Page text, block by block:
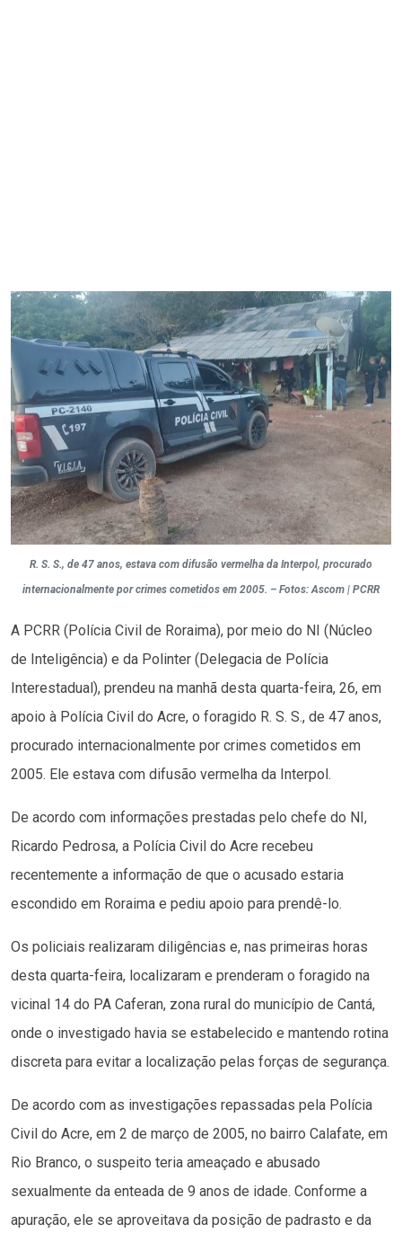
R. S. S., de 47 anos, estava com difusão vermelha da Interpol, procurado
internacionalmente por crimes cometidos em 2005. – Fotos: Ascom | PCRR
A PCRR (Polícia Civil de Roraima), por meio do NI (Núcleo
de Inteligência) e da Polinter (Delegacia de Polícia
Interestadual), prendeu na manhã desta quarta-feira, 26, em
apoio à Polícia Civil do Acre, o foragido R. S. S., de 47 anos,
procurado internacionalmente por crimes cometidos em
2005. Ele estava com difusão vermelha da Interpol.
De acordo com informações prestadas pelo chefe do NI,
Ricardo Pedrosa, a Polícia Civil do Acre recebeu
recentemente a informação de que o acusado estaria
escondido em Roraima e pediu apoio para prendê-lo.
Os policiais realizaram diligências e, nas primeiras horas
desta quarta-feira, localizaram e prenderam o foragido na
vicinal 14 do PA Caferan, zona rural do município de Cantá,
onde o investigado havia se estabelecido e mantendo rotina
discreta para evitar a localização pelas forças de segurança.
De acordo com as investigações repassadas pela Polícia
Civil do Acre, em 2 de março de 2005, no bairro Calafate, em
Rio Branco, o suspeito teria ameaçado e abusado
sexualmente da enteada de 9 anos de idade. Conforme a
apuração, ele se aproveitava da posição de padrasto e da